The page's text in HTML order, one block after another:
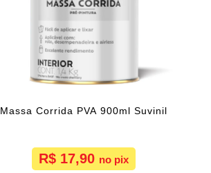
Massa Corrida PVA 900ml Suvinil
R$ 17,90